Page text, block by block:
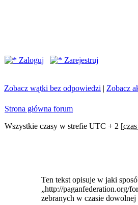
Zaloguj
Zarejestruj
Zobacz wątki bez odpowiedzi | Zobacz
Strona główna forum
Wszystkie czasy w strefie UTC + 2 [
Ten tekst opisuje w jaki
„http://paganfederation.org/
zebranych w czasie